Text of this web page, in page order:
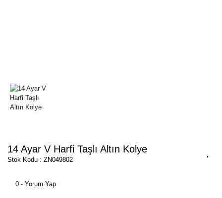
14 Ayar V Harfi Taşlı Altın Kolye
Stok Kodu : ZN049802
0 - Yorum Yap